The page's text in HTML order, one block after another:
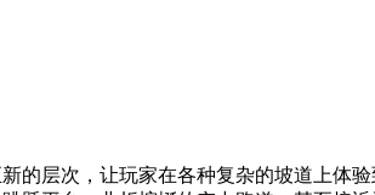
的层次，让玩家在各种复杂的坡道上体